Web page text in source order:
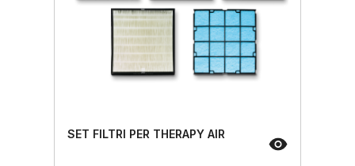
SET FILTRI PER THERAPY AIR